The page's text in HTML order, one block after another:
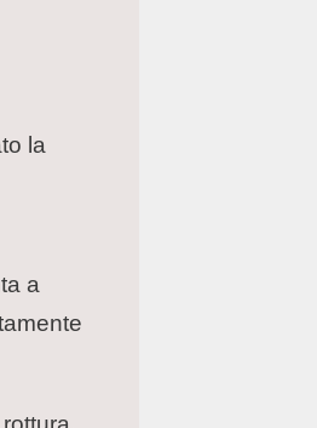
la
a